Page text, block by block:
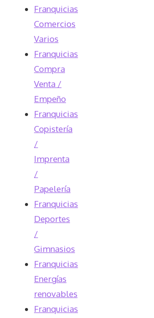
Franquicias
Comercios
Varios
Franquicias
Compra
Venta /
Empeño
Franquicias
Copistería
/
Imprenta
/
Papelería
Franquicias
Deportes
/
Gimnasios
Franquicias
Energías
renovables
Franquicias